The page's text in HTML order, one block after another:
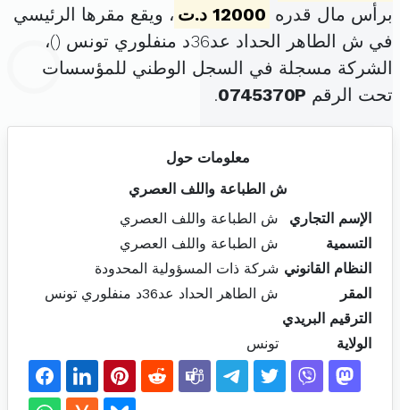
برأس مال قدره 12000 د.ت
، ويقع مقرها الرئيسي
في ش الطاهر الحداد عد36د منفلوري تونس (
)،
الشركة مسجلة في السجل الوطني للمؤسسات
تحت الرقم 0745370P
.
معلومات حول
ش الطباعة واللف العصري
الإسم التجاري
ش الطباعة واللف العصري
التسمية
ش الطباعة واللف العصري
النظام القانوني شركة ذات المسؤولية المحدودة
المقر
ش الطاهر الحداد عد36د منفلوري تونس
الترقيم البريدي
الولاية
تونس